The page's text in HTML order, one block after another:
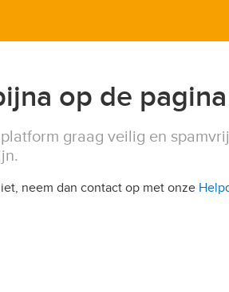
op de
graag veilig en
neem dan contact op met onze